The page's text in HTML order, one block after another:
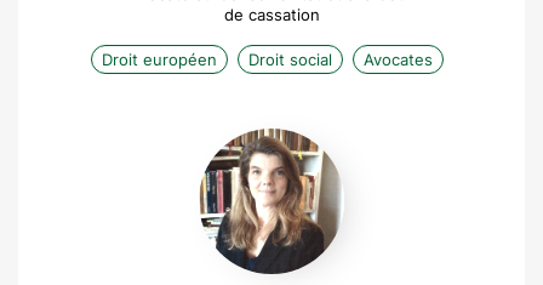
de cassation
Droit européen Droit social Avocates
Catherine
Wojakowski